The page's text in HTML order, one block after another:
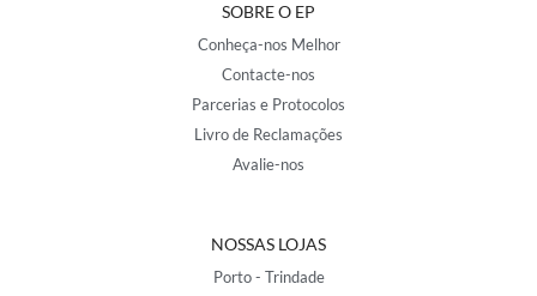
SOBRE O EP
Conheça-nos Melhor
Contacte-nos
Parcerias e Protocolos
Livro de Reclamações
Avalie-nos
NOSSAS LOJAS
Porto - Trindade